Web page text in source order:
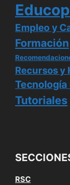
Empleo y
Formación
Recursos y
Tutoriales
RSC